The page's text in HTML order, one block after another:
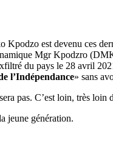
est devenu ces
Mgr Kpodzro
du pays le 28 avril
l’Indépendance» sans
pas. C’est loin, très
jeune génération.